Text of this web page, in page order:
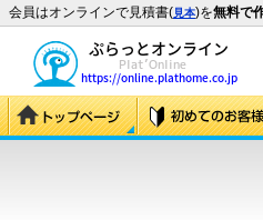
会員はオンラインで見積書(見本)を無料で